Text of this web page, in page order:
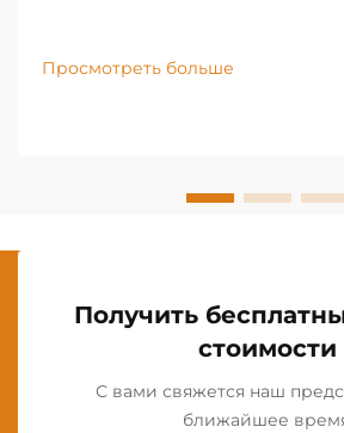
Просмотреть больше
Получить
стоимости
С вами свяжется наш
ближайшее